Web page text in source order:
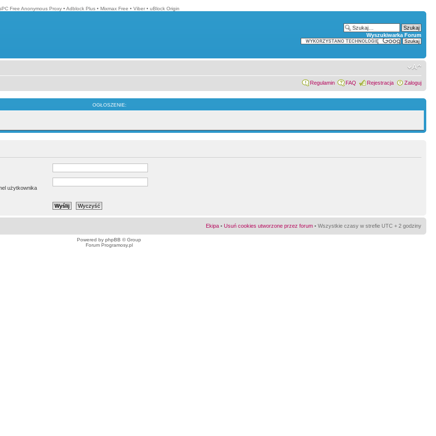
Free Anonymous Proxy • Adblock Plus • Mixmax Free • Viber • uBlock Origin
Wyszukiwarka Forum
Regulamin FAQ Rejestracja Zaloguj
OGŁOSZENIE:
użytkownika
Ekipa • Usuń cookies utworzone przez forum • Wszystkie czasy w strefie UTC + 2 godziny
Powered by phpBB © Group
Forum Programosy.pl